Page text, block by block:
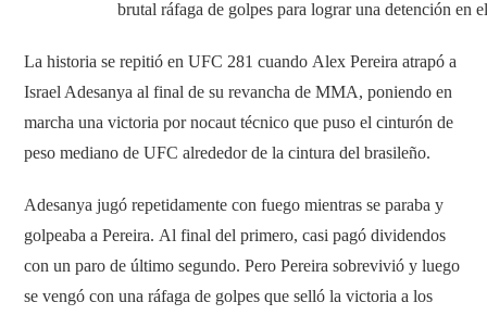
La historia se repitió en UFC 281 cuando Alex Pereira atrapó a
Israel Adesanya al final de su revancha de MMA, poniendo en
marcha una victoria por nocaut técnico que puso el cinturón de
peso mediano de UFC alrededor de la cintura del brasileño.
Adesanya jugó repetidamente con fuego mientras se paraba y
golpeaba a Pereira. Al final del primero, casi pagó dividendos
con un paro de último segundo. Pero Pereira sobrevivió y luego
se vengó con una ráfaga de golpes que selló la victoria a los